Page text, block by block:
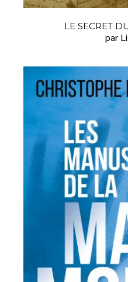
LE SECRET
par